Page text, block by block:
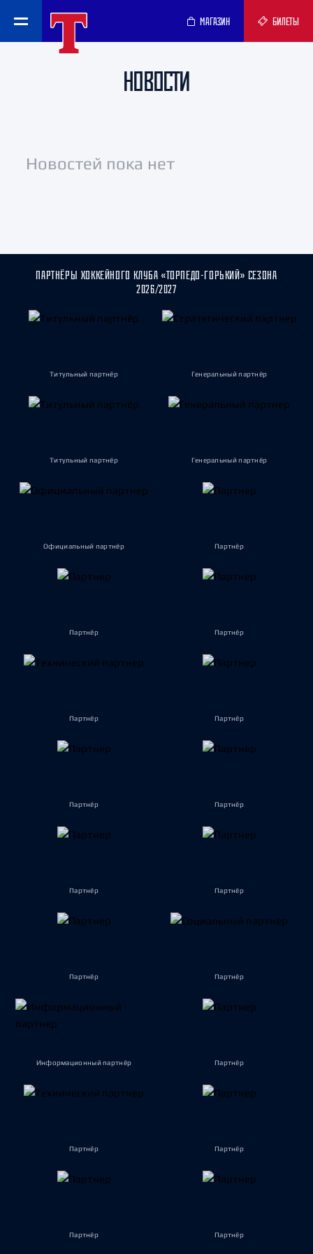
МАГАЗИН БИЛЕТЫ
НОВОСТИ
Новостей пока нет
ПАРТНЁРЫ ХОККЕЙНОГО КЛУБА «ТОРПЕДО-ГОРЬКИЙ» СЕЗОНА
2026/2027
Титульный партнёр Генеральный партнёр
Титульный партнёр Генеральный партнёр
Официальный партнёр Партнёр
Партнёр Партнёр
Партнёр Партнёр
Партнёр Партнёр
Партнёр Партнёр
Партнёр Партнёр
Информационный партнёр Партнёр
Партнёр Партнёр
Партнёр Партнёр